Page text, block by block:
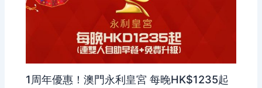
1周年優惠！澳門永利皇宮 每晚HK$1235起